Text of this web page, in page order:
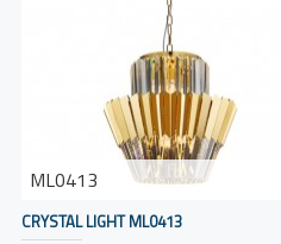
ML0413
CRYSTAL LIGHT ML0413